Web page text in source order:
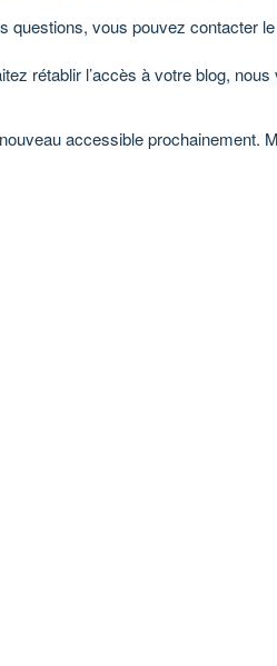
questions, vous pouvez contacter
rétablir l’accès à votre blog,
accessible prochainement.